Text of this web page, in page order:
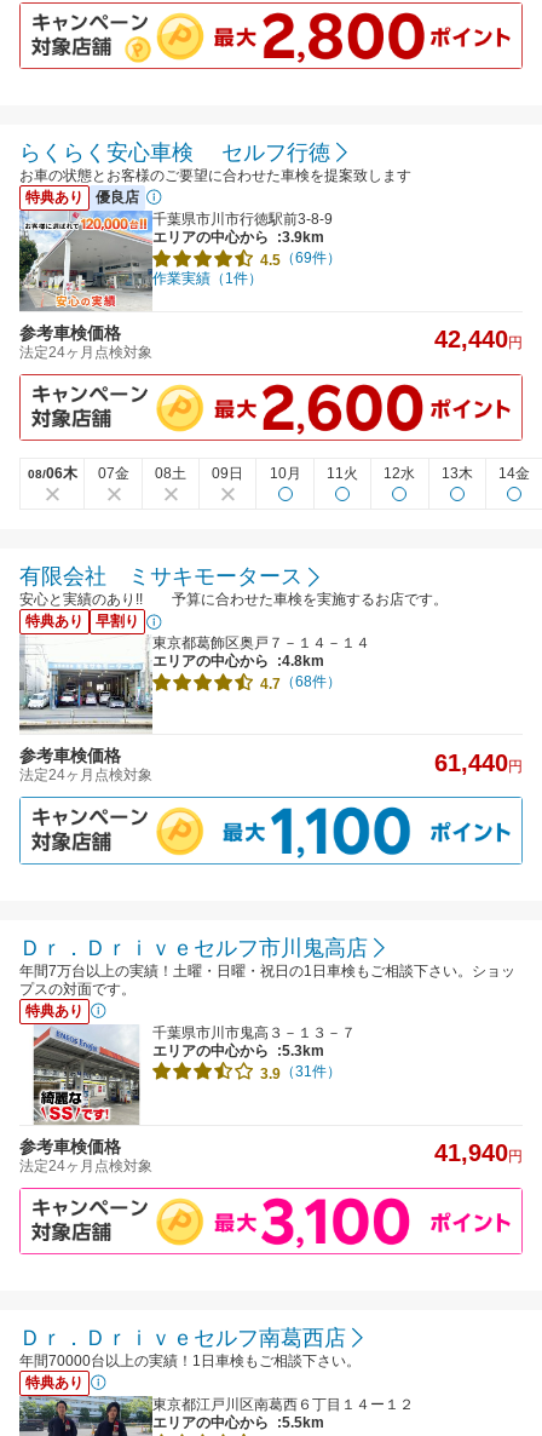
らくらく安心車検 セルフ行徳
お車の状態とお客様のご要望に合わせた車検を提案致します
特典あり
優良店
千葉県市川市行徳駅前3-8-9
エリアの中心から
:3.9km
4.5 （69件）
作業実績（1件）
参考車検価格
法定24ヶ月点検対象 42,440円
08/06木 07金 08土 09日 10月 11火 12水 13木 14金
有限会社 ミサキモータース
安心と実績のあり!! 予算に合わせた車検を実施するお店です。
特典あり
早割り
東京都葛飾区奥戸７－１４－１４
エリアの中心から
:4.8km
4.7 （68件）
参考車検価格
法定24ヶ月点検対象 61,440円
Ｄｒ．Ｄｒｉｖｅセルフ市川鬼高店
年間7万台以上の実績！土曜・日曜・祝日の1日車検もご相談下さい。ショッ
プスの対面です。
特典あり
千葉県市川市鬼高３－１３－７
エリアの中心から
:5.3km
3.9 （31件）
参考車検価格
法定24ヶ月点検対象 41,940円
Ｄｒ．Ｄｒｉｖｅセルフ南葛西店
年間70000台以上の実績！1日車検もご相談下さい。
特典あり
東京都江戸川区南葛西６丁目１４ー１２
エリアの中心から
:5.5km